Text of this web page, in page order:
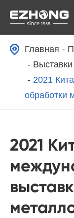
Главная
2021
обработки
2021